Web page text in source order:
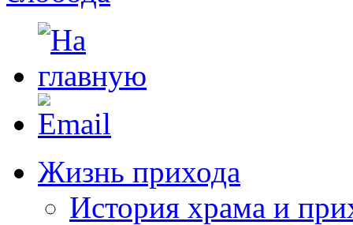
Жизнь прихода
История храма и